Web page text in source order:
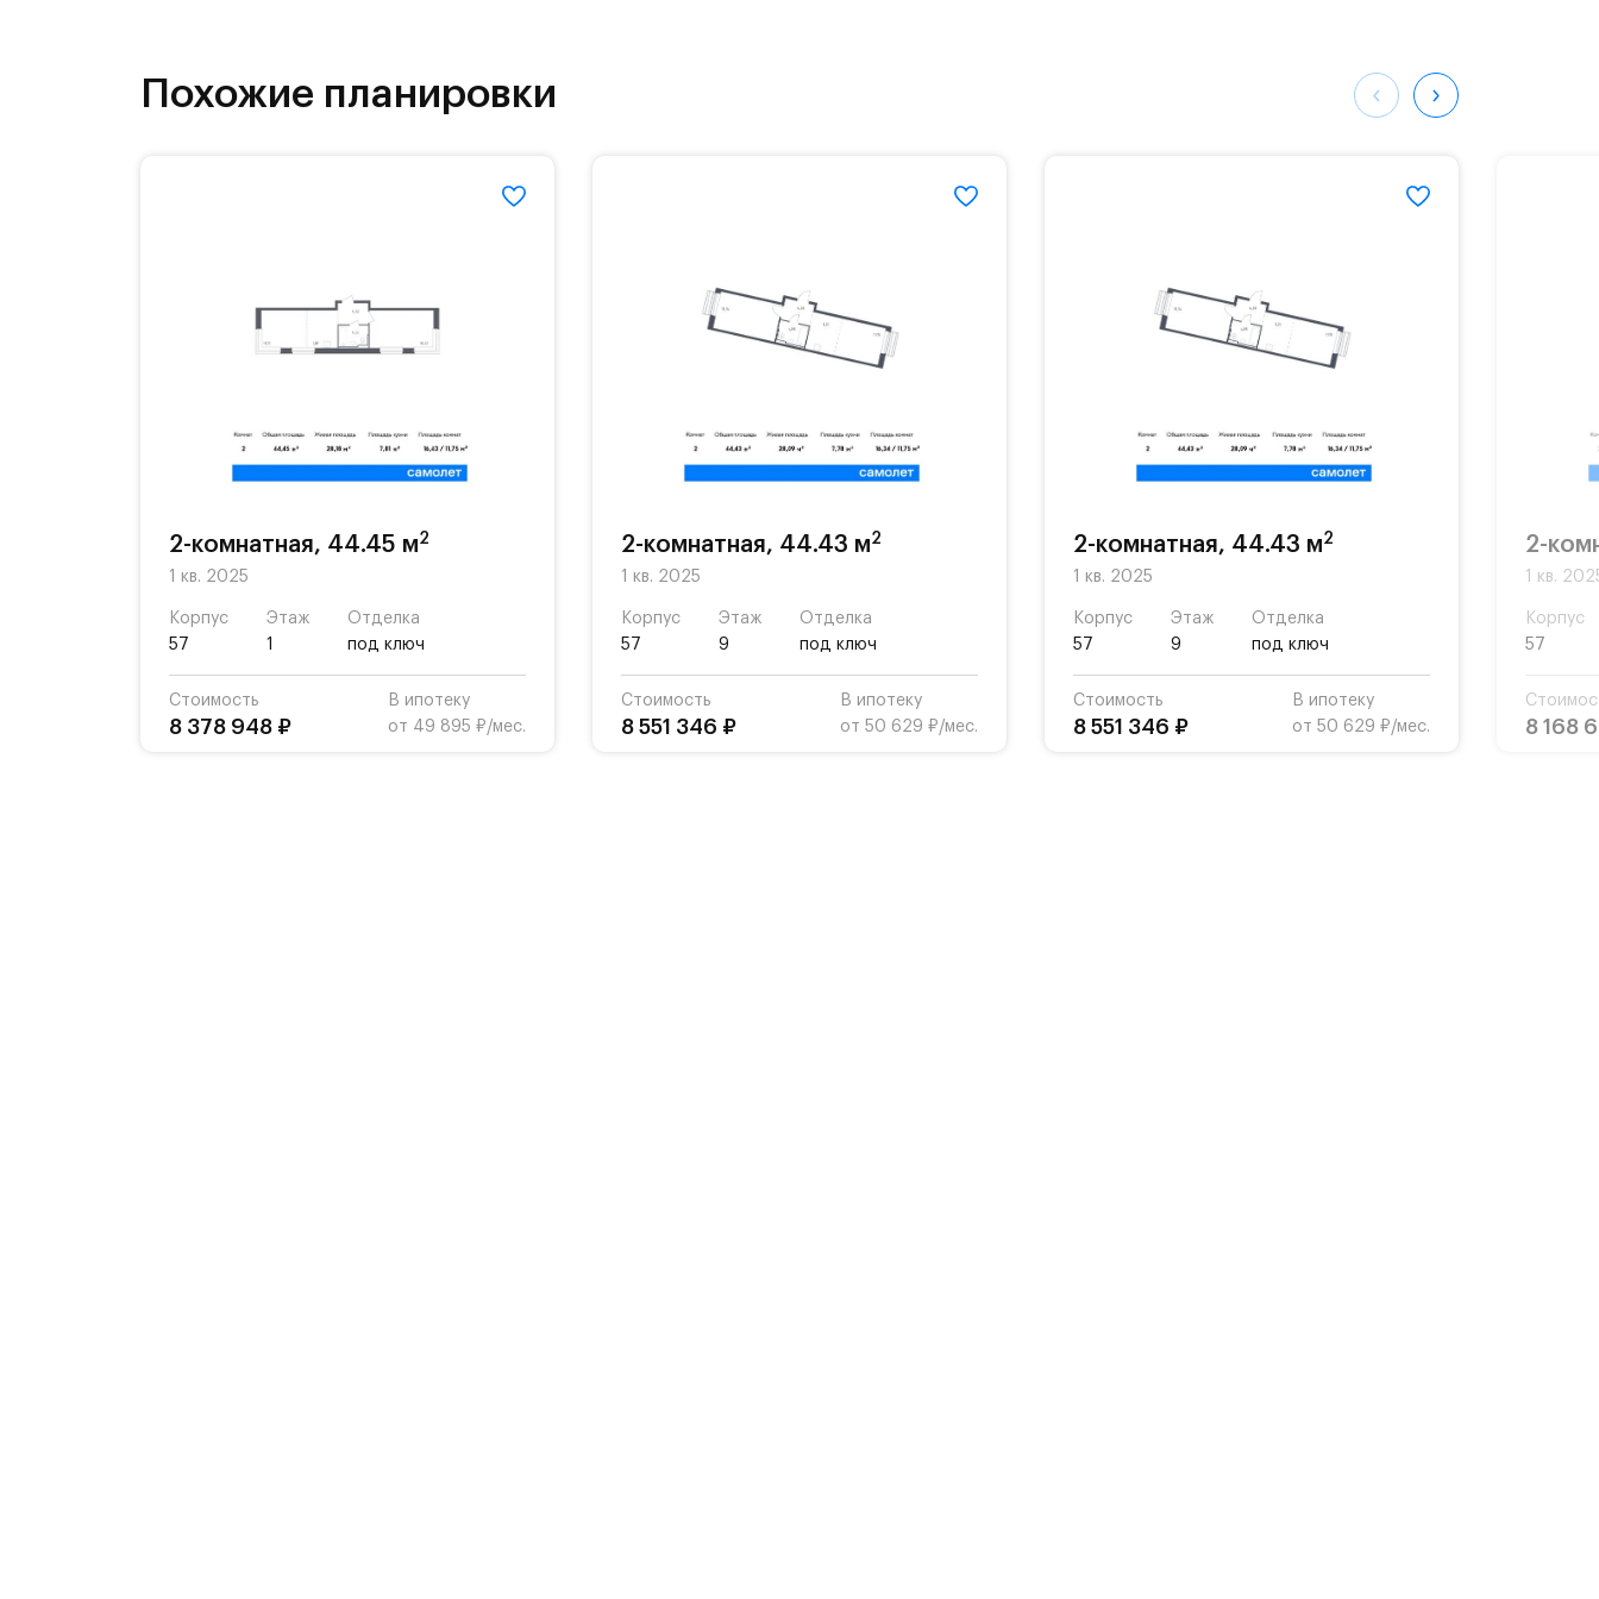
На территории квартала возведут детский сад и школу. Также для наиболее одарённых
детей есть возможность посещения частной гимназии «Жуковка».
Похожие планировки
2-комнатная, 44.45 м2
1 кв. 2025
Корпус
57
Этаж
1
Отделка
под ключ
Стоимость
8 378 948 ₽
В ипотеку
от 49 895 ₽/мес.
2-комнатная, 44.43 м2
1 кв. 2025
Корпус
57
Этаж
9
Отделка
под ключ
Стоимость
8 551 346 ₽
В ипотеку
от 50 629 ₽/мес.
2-комнатная, 44.43 м2
1 кв. 2025
Корпус
57
Этаж
9
Отделка
под ключ
Стоимость
8 551 346 ₽
В ипотеку
от 50 629 ₽/мес.
2-
1 кв.
Корпус
57
8 168